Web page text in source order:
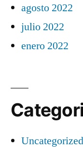
agosto 2022
julio 2022
enero 2022
Uncategorized